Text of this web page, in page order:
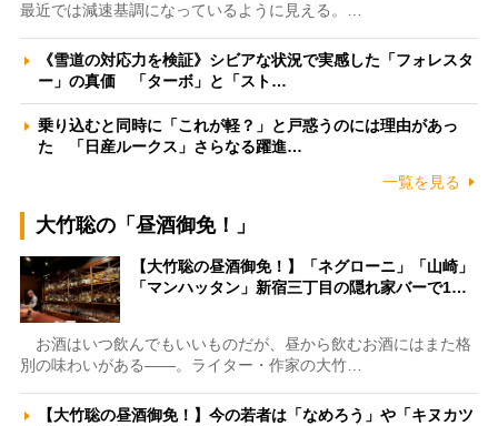
最近では減速基調になっているように見える。…
《雪道の対応力を検証》シビアな状況で実感した「フォレスタ
ー」の真価 「ターボ」と「スト…
乗り込むと同時に「これが軽？」と戸惑うのには理由があっ
た 「日産ルークス」さらなる躍進…
一覧を見る
大竹聡の「昼酒御免！」
【大竹聡の昼酒御免！】「ネグローニ」「山崎」
「マンハッタン」新宿三丁目の隠れ家バーで1…
お酒はいつ飲んでもいいものだが、昼から飲むお酒にはまた格
別の味わいがある――。ライター・作家の大竹…
【大竹聡の昼酒御免！】今の若者は「なめろう」や「キヌカツ